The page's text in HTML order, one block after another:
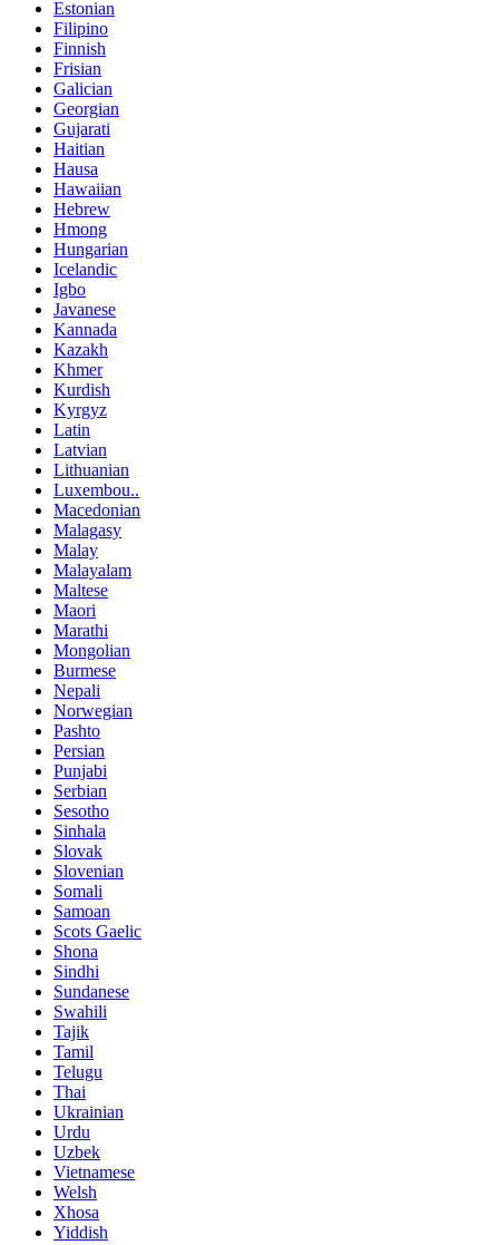
Estonian
Filipino
Finnish
Frisian
Galician
Georgian
Gujarati
Haitian
Hausa
Hawaiian
Hebrew
Hmong
Hungarian
Icelandic
Igbo
Javanese
Kannada
Kazakh
Khmer
Kurdish
Kyrgyz
Latin
Latvian
Lithuanian
Luxembou..
Macedonian
Malagasy
Malay
Malayalam
Maltese
Maori
Marathi
Mongolian
Burmese
Nepali
Norwegian
Pashto
Persian
Punjabi
Serbian
Sesotho
Sinhala
Slovak
Slovenian
Somali
Samoan
Scots Gaelic
Shona
Sindhi
Sundanese
Swahili
Tajik
Tamil
Telugu
Thai
Ukrainian
Urdu
Uzbek
Vietnamese
Welsh
Xhosa
Yiddish